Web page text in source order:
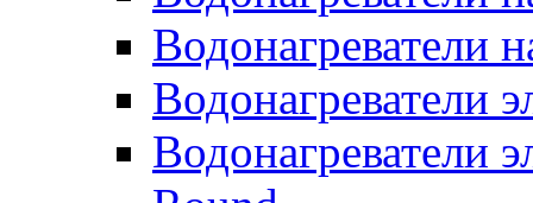
Водонагреватели
Водонагреватели
Водонагреватели